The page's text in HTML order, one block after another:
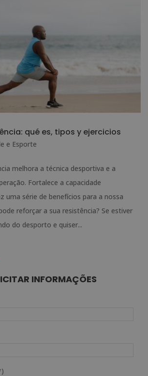
qué es, tipos y ejercicios
e Esporte
melhora a técnica desportiva e a
Fortalece a capacidade
uma série de benefícios para a nossa
reforçar a sua resistência? Se estiver
do desporto e quiser...
INFORMAÇÕES